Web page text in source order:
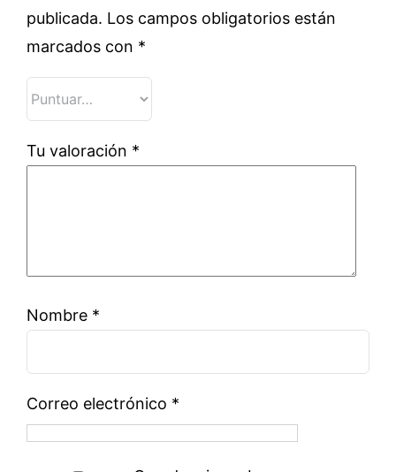
publicada. Los campos obligatorios están
marcados con *
Tu valoración *
Nombre *
Correo electrónico *